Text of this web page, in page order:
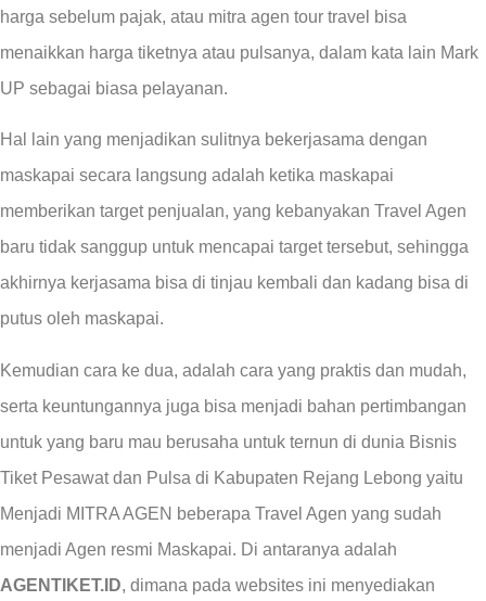
harga sebelum pajak, atau mitra agen tour travel bisa
menaikkan harga tiketnya atau pulsanya, dalam kata lain Mark
UP sebagai biasa pelayanan.
Hal lain yang menjadikan sulitnya bekerjasama dengan
maskapai secara langsung adalah ketika maskapai
memberikan target penjualan, yang kebanyakan Travel Agen
baru tidak sanggup untuk mencapai target tersebut, sehingga
akhirnya kerjasama bisa di tinjau kembali dan kadang bisa di
putus oleh maskapai.
Kemudian cara ke dua, adalah cara yang praktis dan mudah,
serta keuntungannya juga bisa menjadi bahan pertimbangan
untuk yang baru mau berusaha untuk ternun di dunia Bisnis
Tiket Pesawat dan Pulsa di Kabupaten Rejang Lebong yaitu
Menjadi MITRA AGEN beberapa Travel Agen yang sudah
menjadi Agen resmi Maskapai. Di antaranya adalah
AGENTIKET.ID, dimana pada websites ini menyediakan